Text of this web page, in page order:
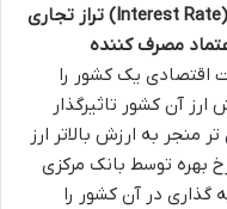
(Interest Rate)
تراز تجاری
مصرف کننده
اقتصادی یک کشور را
آن کشور تاثیرگذار
منجر به ارزش بالاتر ارز
بهره توسط بانک مرکزی
گذاری در آن کشور را